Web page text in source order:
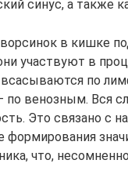
синус, а также
в кишке
участвуют в
по
по венозным. Вся
Это связано с
формирования
что,